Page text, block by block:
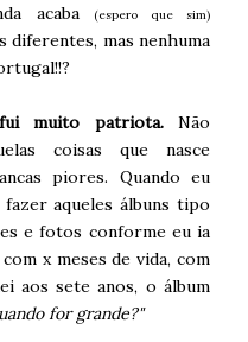
acaba
(espero que sim)
mas nenhuma
muito patriota. Não
coisas que nasce
piores. Quando eu
fazer aqueles álbuns tipo
e fotos conforme eu ia
x meses de vida, com
aos sete anos, o álbum
for grande?"